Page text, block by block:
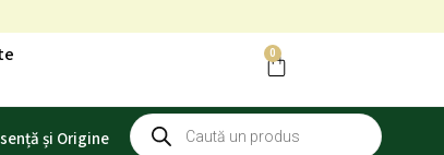
0
și Origine
Products
search